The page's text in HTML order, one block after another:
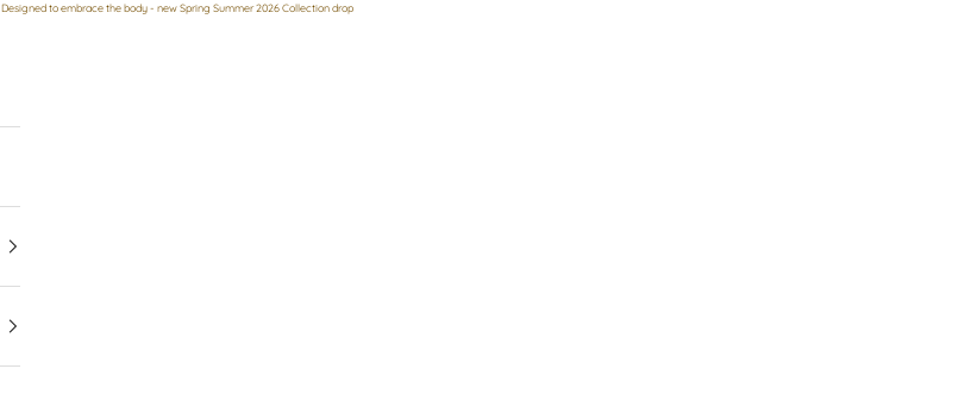
Designed to embrace the body - new Spring Summer 2026 Collection drop